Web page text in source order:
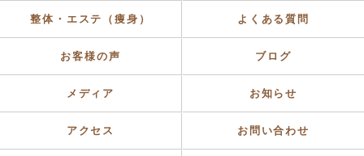
整体・エステ（痩身） よくある質問
お客様の声 ブログ
メディア お知らせ
アクセス お問い合わせ